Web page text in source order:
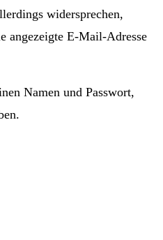
widersprechen,
angezeigte E-Mail-Adresse
Namen und Passwort,